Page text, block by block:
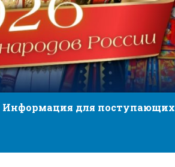
Информация для поступающих